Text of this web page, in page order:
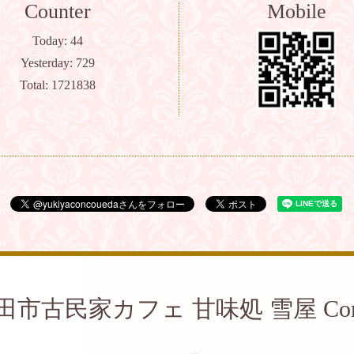
Counter
Today: 44
Yesterday: 729
Total: 1721838
Mobile
市古民家カフェ 甘味処 雪屋